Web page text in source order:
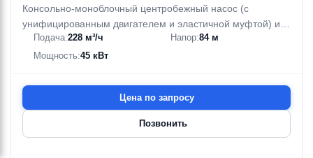
Консольно-моноблочный центробежный насос (с
унифицированным двигателем и эластичной муфтой) из
нержавеющей стали AISI 316
Подача:228 м³/ч Напор:84 м
Мощность:45 кВт
Цена по запросу
Позвонить